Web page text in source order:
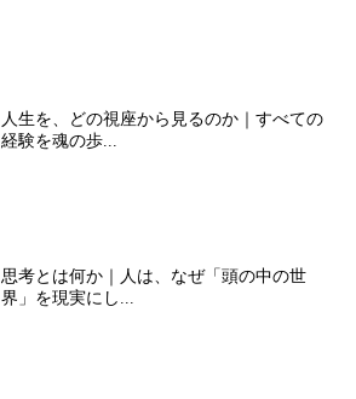
人生を、どの視座から見るのか｜すべての
経験を魂の歩...
思考とは何か｜人は、なぜ「頭の中の世
界」を現実にし...